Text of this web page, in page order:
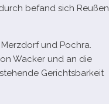
befand sich Reußen
und Pochra.
Wacker und an die
Gerichtsbarkeit